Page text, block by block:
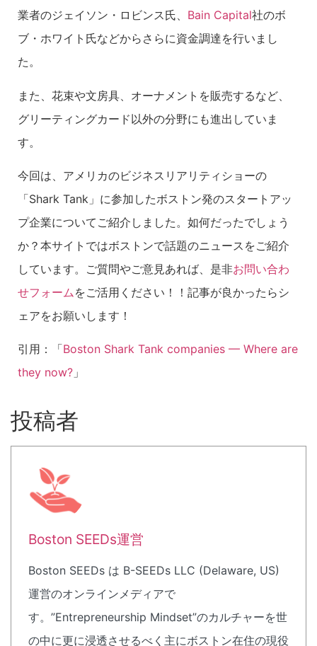
業者のジェイソン・ロビンス氏、 Bain Capital社のボ
ブ・ホワイト氏などからさらに資金調達を行いまし
た。
また、花束や文房具、オーナメントを販売するなど、
グリーティングカード以外の分野にも進出していま
す。
今回は、アメリカのビジネスリアリティショーの
「Shark Tank」に参加したボストン発のスタートアッ
プ企業についてご紹介しました。如何だったでしょう
か？本サイトではボストンで話題のニュースをご紹介
しています。ご質問やご意見あれば、是非お問い合わ
せフォームをご活用ください！！記事が良かったらシ
ェアをお願いします！
引用：「Boston Shark Tank companies — Where are
they now? 」
投稿者
Boston SEEDs運営
Boston SEEDs は B-SEEDs LLC (Delaware, US)
運営のオンラインメディアで
す。”Entrepreneurship Mindset”のカルチャーを世
の中に更に浸透させるべく主にボストン在住の現役